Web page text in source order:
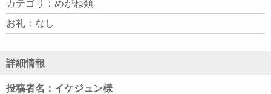
カテゴリ：めがね類
お礼：なし
詳細情報
投稿者名：イケジュン様